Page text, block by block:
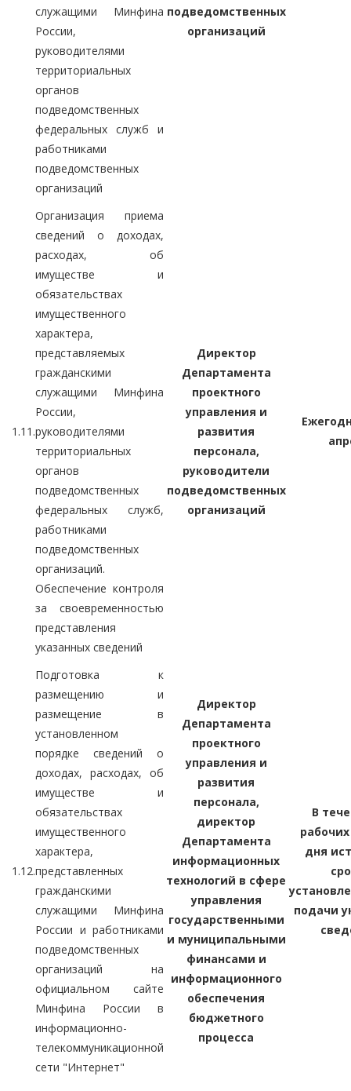
служащими Минфина
России,
руководителями
территориальных
органов
подведомственных
федеральных служб и
работниками
подведомственных
организаций
подведомственных
организаций
1.11.
Организация приема
сведений о доходах,
расходах, об
имуществе и
обязательствах
имущественного
характера,
представляемых
гражданскими
служащими Минфина
России,
руководителями
территориальных
органов
подведомственных
федеральных служб,
работниками
подведомственных
организаций.
Обеспечение контроля
за своевременностью
представления
указанных сведений
Директор
Департамента
проектного
управления и
развития
персонала,
руководители
подведомственных
организаций
1.12.
Подготовка к
размещению и
размещение в
установленном
порядке сведений о
доходах, расходах, об
имуществе и
обязательствах
имущественного
характера,
представленных
гражданскими
служащими Минфина
России и работниками
подведомственных
организаций на
официальном сайте
Минфина России в
информационно-
телекоммуникационной
сети "Интернет"
Директор
Департамента
проектного
управления и
развития
персонала,
директор
Департамента
информационных
технологий в сфере
управления
государственными
и муниципальными
финансами и
информационного
обеспечения
бюджетного
процесса
В
дня
подачи